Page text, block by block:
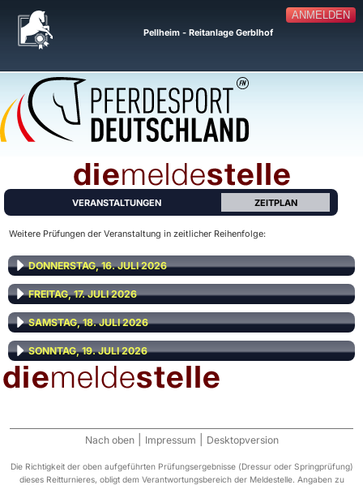
ANMELDEN
Pellheim - Reitanlage Gerblhof
VERANSTALTUNGEN ZEITPLAN
Weitere Prüfungen der Veranstaltung in zeitlicher Reihenfolge:
DONNERSTAG, 16. JULI 2026
FREITAG, 17. JULI 2026
SAMSTAG, 18. JULI 2026
SONNTAG, 19. JULI 2026
Nach oben Impressum Desktopversion
Die Richtigkeit der oben aufgeführten Prüfungsergebnisse (Dressur oder Springprüfung)
dieses Reitturnieres, obligt dem Verantwortungsbereich der Meldestelle. Angaben zu